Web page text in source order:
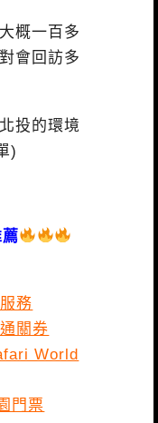
概一百多
會回訪多
投的環境
)
務
關券
World
門票